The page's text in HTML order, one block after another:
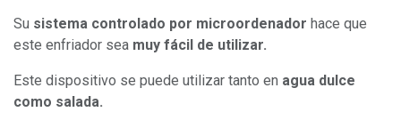
Su sistema controlado por microordenador hace que
este enfriador sea muy fácil de utilizar.
Este dispositivo se puede utilizar tanto en agua dulce
como salada.